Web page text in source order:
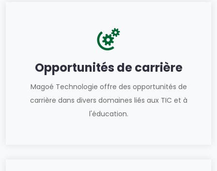
Opportunités de carrière
Magoé Technologie offre des opportunités de
carrière dans divers domaines liés aux TIC et à
l'éducation.